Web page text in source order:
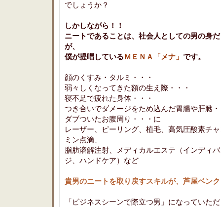
でしょうか？
しかしながら！！
ニートであることは、社会人としての男の身
が、
僕が提唱しているＭＥＮＡ「メナ」 です。
顔のくすみ・タルミ・・・
弱々しくなってきた額の生え際・・・
寝不足で疲れた身体・・・
つき合いでダメージをため込んだ胃腸や肝臓
ダブついたお腹周り・・・に
レーザー、ピーリング、植毛、高気圧酸素チ
ミン点滴、
脂肪溶解注射、メディカルエステ（インディ
ジ、ハンドケア）など
貴男のニートを取り戻すスキルが、芦屋ベン
「ビジネスシーンで際立つ男」になっていた